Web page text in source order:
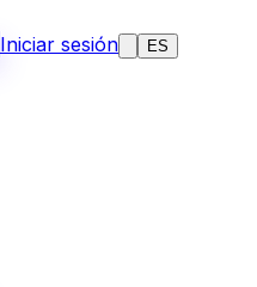
Iniciar sesión ES